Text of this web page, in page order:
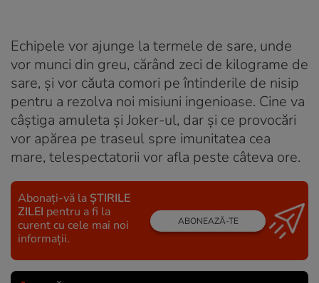
Echipele vor ajunge la termele de sare, unde
vor munci din greu, cărând zeci de kilograme de
sare, și vor căuta comori pe întinderile de nisip
pentru a rezolva noi misiuni ingenioase. Cine va
câștiga amuleta și Joker-ul, dar și ce provocări
vor apărea pe traseul spre imunitatea cea
mare, telespectatorii vor afla peste câteva ore.
Abonați-vă la ȘTIRILE
ZILEI pentru a fi la
curent cu cele mai noi
informații.
ABONEAZĂ-TE